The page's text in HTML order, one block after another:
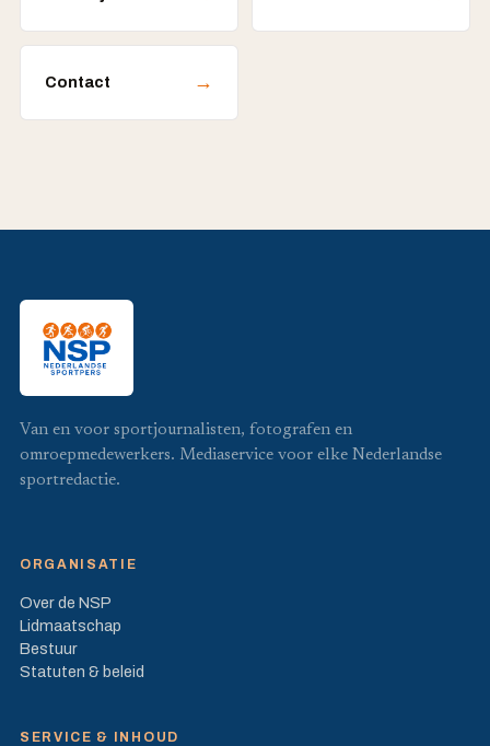
Contact →
Van en voor sportjournalisten, fotografen en
omroepmedewerkers. Mediaservice voor elke Nederlandse
sportredactie.
ORGANISATIE
Over de NSP
Lidmaatschap
Bestuur
Statuten & beleid
SERVICE & INHOUD